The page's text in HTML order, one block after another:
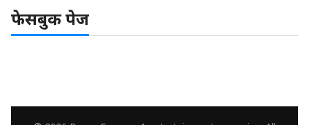
फेसबुक पेज